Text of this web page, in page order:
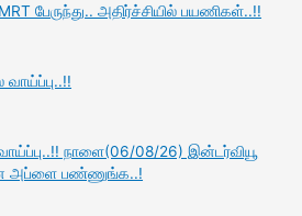
பேருந்து.. அதிர்ச்சியில் பயணிகள்..!!
வாய்ப்பு..!!
நாளை(06/08/26) இன்டர்வியூ
அப்ளை பண்ணுங்க..!